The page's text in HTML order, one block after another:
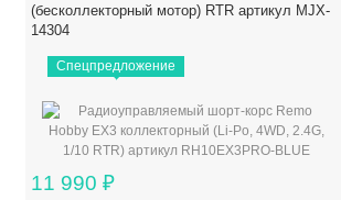
(бесколлекторный мотор) RTR артикул MJX-
14304
Спецпредложение
11 990 ₽